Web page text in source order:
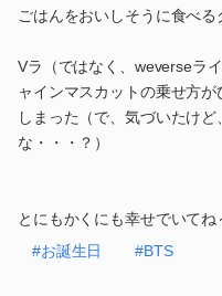
ごはんをおいしそうに食べる
Vラ（ではなく、weverseラ
ャインマスカットの乗せ方
しまった（で、気づいたけ
な・・・？）
とにもかくにも幸せでいて
#お誕生日
#BTS